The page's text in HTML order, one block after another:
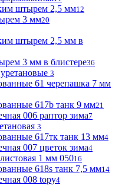
штырем 2,5 мм12
3 мм20
штырем 2,5 мм в
3 мм в блистере36
3
61 черепашка 7 мм
617b танк 9 мм21
006 раптор зима7
3
617тк танк 13 мм4
007 цветок зима4
1 мм 05016
618s танк 7,5 мм14
008 topy4